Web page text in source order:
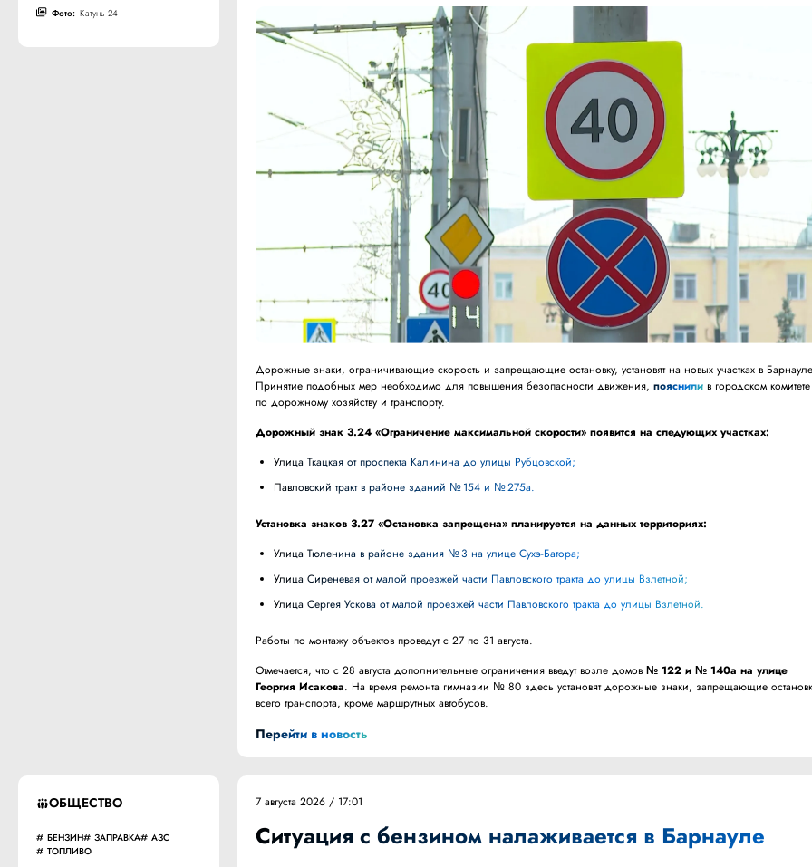
Фото: Катунь 24
Дорожные знаки, ограничивающие скорость и запрещающие остановку, установят на новых участках в
Принятие подобных мер необходимо для повышения безопасности движения,пояснили в городском комитете
по дорожному хозяйству и транспорту.
Дорожный знак 3.24 «Ограничение максимальной скорости» появится на следующих участках:
улица Ткацкая от проспекта Калинина до улицы Рубцовской;
Павловский тракт в районе зданий № 154 и № 275а.
Установка знаков 3.27 «Остановка запрещена» планируется на данных территориях:
улица Тюленина в районе здания № 3 на улице Сухэ-Батора;
улица Сиреневая от малой проезжей части Павловского тракта до улицы Взлетной;
улица Сергея Ускова от малой проезжей части Павловского тракта до улицы Взлетной.
Работы по монтажу объектов проведут с 27 по 31 августа.
Отмечается, что с 28 августа дополнительные ограничения введут возле домов№ 122 и № 140а на улице
Георгия Исакова. На время ремонта гимназии № 80 здесь установят дорожные знаки, запрещающие
всего транспорта, кроме маршрутных автобусов.
Перейти в новость
ОБЩЕСТВО
БЕНЗИН ЗАПРАВКА
АЗС
ТОПЛИВО
7 августа 2026 / 17:01
Ситуация с бензином налаживается в Барнауле